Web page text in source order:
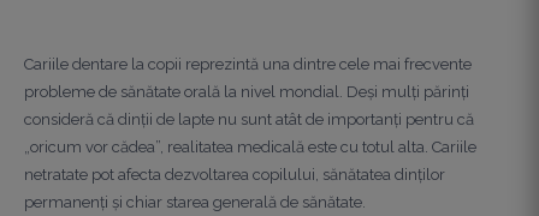
Cariile dentare la copii reprezintă una dintre cele mai frecvente
probleme de sănătate orală la nivel mondial. Deși mulți părinți
consideră că dinții de lapte nu sunt atât de importanți pentru că
„oricum vor cădea”, realitatea medicală este cu totul alta. Cariile
netratate pot afecta dezvoltarea copilului, sănătatea dinților
permanenți și chiar starea generală de sănătate.